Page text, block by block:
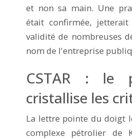
et non sa main. Une
était confirmée,
validité de nombreuses
nom de l'entreprise
CSTAR : le
cristallise les
La lettre pointe du doigt
complexe pétrolier de